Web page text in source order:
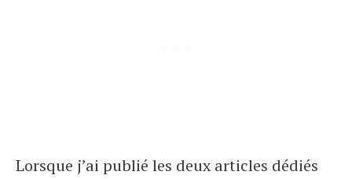
Lorsque j’ai publié les deux articles dédiés